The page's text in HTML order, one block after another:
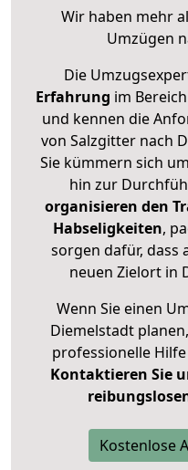
Wir haben mehr
Umzügen
Die
Erfahrung im
und kennen die
von Salzgitter nach
Sie kümmern sich
hin zur
organisieren den
Habseligkeiten,
sorgen dafür, dass
neuen Zielort in
Wenn Sie einen
Diemelstadt
professionelle
Kontaktieren Sie
Kostenlose